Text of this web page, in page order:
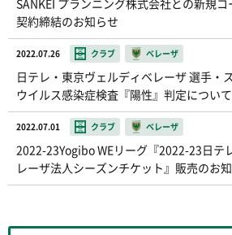
SANKEI プランニング株式会社との新規
契約締結のお知らせ
2022.07.26 クラブ ベレーザ
日テレ・東京ヴェルディベレーザ 選手・
ウイルス感染症検査『陽性』判定について
2022.07.01 クラブ ベレーザ
2022-23Yogibo WEリーグ『2022-23日テ
レーザ法人シーズンチケット』販売のお